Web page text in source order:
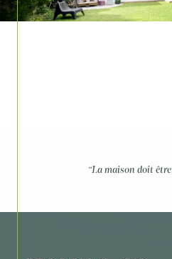
“La maison doit être